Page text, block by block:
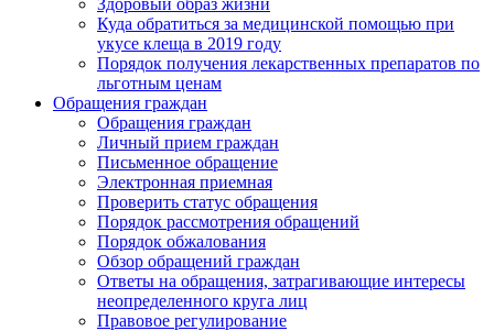
Здоровый образ жизни
Куда обратиться за медицинской помощью при
укусе клеща в 2019 году
Порядок получения лекарственных препаратов по
льготным ценам
Обращения граждан
Обращения граждан
Личный прием граждан
Письменное обращение
Электронная приемная
Проверить статус обращения
Порядок рассмотрения обращений
Порядок обжалования
Обзор обращений граждан
Ответы на обращения, затрагивающие интересы
неопределенного круга лиц
Правовое регулирование